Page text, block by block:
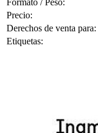
Formato / Peso:
Precio:
Derechos de venta para:
Etiquetas: